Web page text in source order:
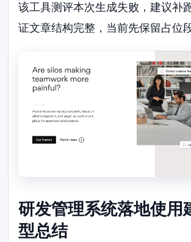
该工具测评本次生成失败，建议补
证文章结构完整，当前先保留占位
研发管理系统落地使用
型总结